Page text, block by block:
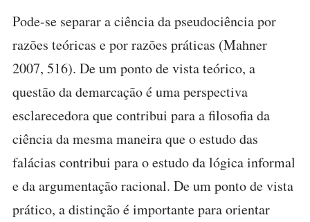
Pode-se separar a ciência da pseudociência por
razões teóricas e por razões práticas (Mahner
2007, 516). De um ponto de vista teórico, a
questão da demarcação é uma perspectiva
esclarecedora que contribui para a filosofia da
ciência da mesma maneira que o estudo das
falácias contribui para o estudo da lógica informal
e da argumentação racional. De um ponto de vista
prático, a distinção é importante para orientar